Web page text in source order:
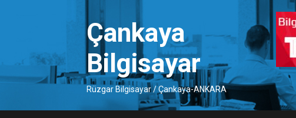
Çankaya
Bilgisayar
Rüzgar Bilgisayar / Çankaya-ANKARA